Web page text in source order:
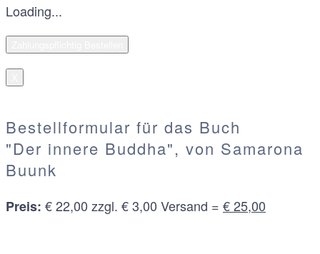
Loading...
Bestellformular für das Buch
"Der innere Buddha", von Samarona
Buunk
Preis: € 22,00 zzgl. € 3,00 Versand = € 25,00